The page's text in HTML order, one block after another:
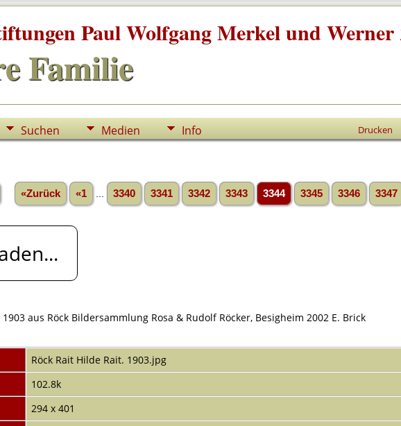
Paul Wolfgang Merkel und
Familie
Suchen Medien Info Drucken
«Zurück «1 3340 3341 3342 3343 3344 3345 3346 3347
aus Röck Bildersammlung Rosa & Rudolf Röcker, Besigheim 2002 E. Brick
Röck Rait Hilde Rait. 1903.jpg
102.8k
294 x 401